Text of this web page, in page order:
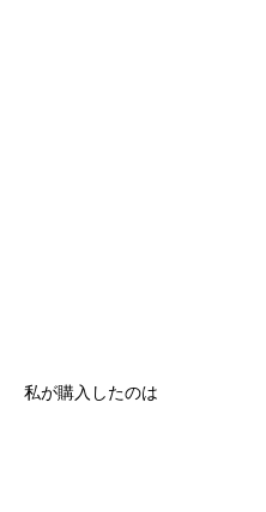
私が購入したのは